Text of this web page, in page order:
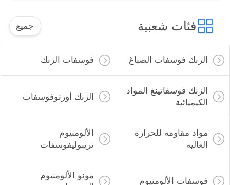
فئات شعبية جميع
الزنك فوسفات الصباغ فوسفات الزنك
الزنك فوسفاتينغ المواد
الكيميائية
الزنك أورثوفوسفات
مواد مقاومة للحرارة
العالية
الألومنيوم
تريبوليفوسفات
فوسفات الألومنيوم
مونو الألومنيوم